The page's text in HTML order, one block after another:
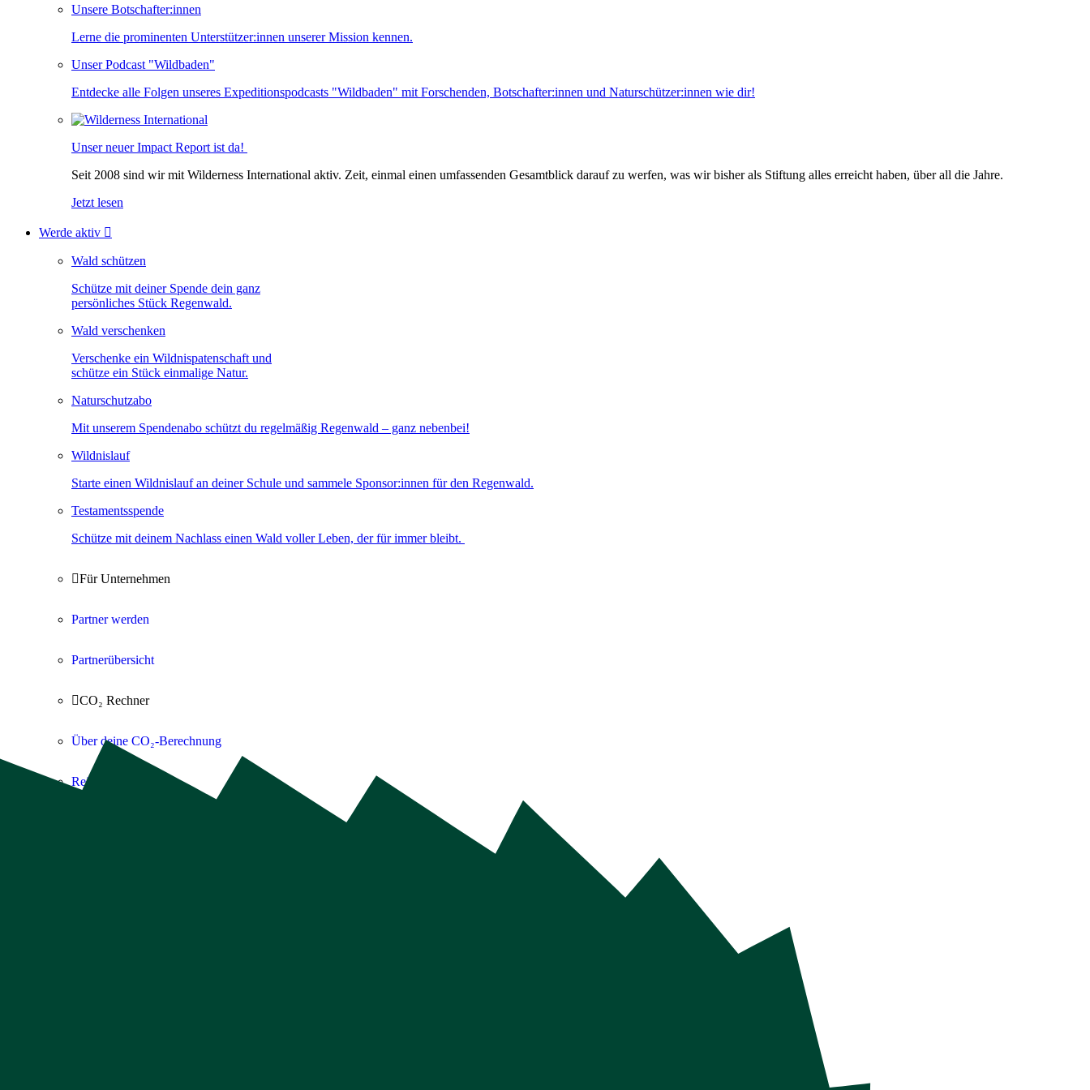
Unsere Botschafter:innen
Lerne die prominenten Unterstützer:innen unserer Mission kennen.
Unser Podcast "Wildbaden"
Entdecke alle Folgen unseres Expeditionspodcasts "Wildbaden" mit Forschenden, Botschafter:innen und Naturschützer:innen wie dir!
Unser neuer Impact Report ist da!
Seit 2008 sind wir mit Wilderness International aktiv. Zeit, einmal einen umfassenden Gesamtblick darauf zu werfen, was wir bisher als Stiftung alles erreicht haben, über all die Jahre.
Jetzt lesen
Werde aktiv 
Wald schützen
Schütze mit deiner Spende dein ganz
persönliches Stück Regenwald.
Wald verschenken
Verschenke ein Wildnispatenschaft und
schütze ein Stück einmalige Natur.
Naturschutzabo
Mit unserem Spendenabo schützt du regelmäßig Regenwald – ganz nebenbei!
Wildnislauf
Starte einen Wildnislauf an deiner Schule und sammele Sponsor:innen für den Regenwald.
Testamentsspende
Schütze mit deinem Nachlass einen Wald voller Leben, der für immer bleibt.
Für Unternehmen
Partner werden
Partnerübersicht
CO₂ Rechner
Über deine CO₂-Berechnung
Reisen